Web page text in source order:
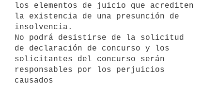
los elementos de juicio que acrediten
la existencia de una presunción de
insolvencia.
No podrá desistirse de la solicitud
de declaración de concurso y los
solicitantes del concurso serán
responsables por los perjuicios
causados